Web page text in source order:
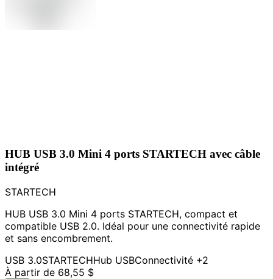
HUB USB 3.0 Mini 4 ports STARTECH avec câble
intégré
STARTECH
HUB USB 3.0 Mini 4 ports STARTECH, compact et
compatible USB 2.0. Idéal pour une connectivité rapide
et sans encombrement.
USB 3.0STARTECHHub USBConnectivité +2
À partir de 68,55 $